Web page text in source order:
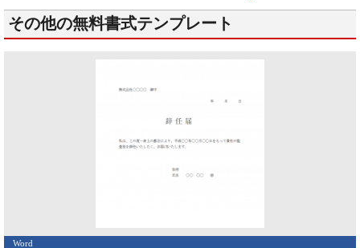
その他の無料書式テンプレート
Word